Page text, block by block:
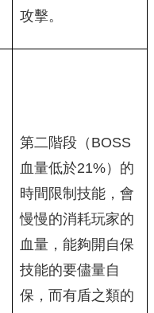
攻擊。
第二階段（BOSS
血量低於21%）的
時間限制技能，會
慢慢的消耗玩家的
血量，能夠開自保
技能的要儘量自
保，而有盾之類的